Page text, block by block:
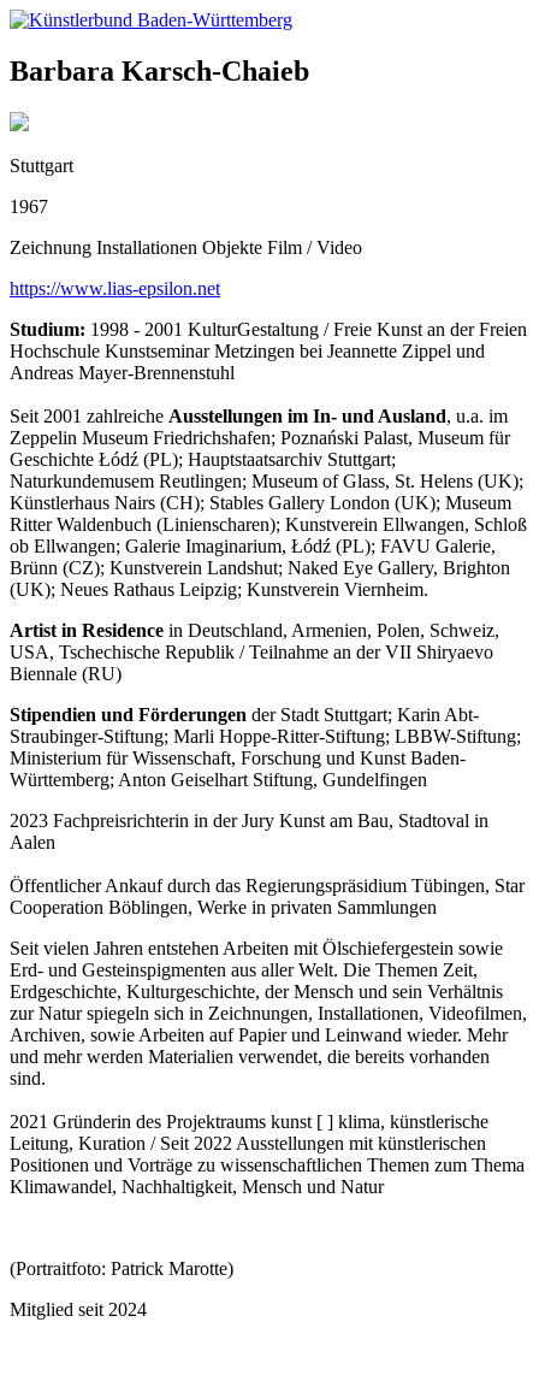
Skip
content
Barbara Karsch-Chaieb
Stuttgart
1967
Zeichnung Installationen Objekte Film / Video
https://www.lias-epsilon.net
Studium: 1998 - 2001 KulturGestaltung / Freie Kunst an der Freien
Hochschule Kunstseminar Metzingen bei Jeannette Zippel und
Andreas Mayer-Brennenstuhl
Seit 2001 zahlreiche Ausstellungen im In- und Ausland, u.a. im
Zeppelin Museum Friedrichshafen; Poznański Palast, Museum für
Geschichte Łódź (PL); Hauptstaatsarchiv Stuttgart;
Naturkundemusem Reutlingen; Museum of Glass, St. Helens (UK);
Künstlerhaus Nairs (CH); Stables Gallery London (UK); Museum
Ritter Waldenbuch (Linienscharen); Kunstverein Ellwangen, Schloß
ob Ellwangen; Galerie Imaginarium, Łódź (PL); FAVU Galerie,
Brünn (CZ); Kunstverein Landshut; Naked Eye Gallery, Brighton
(UK); Neues Rathaus Leipzig; Kunstverein Viernheim.
Artist in Residence in Deutschland, Armenien, Polen, Schweiz,
USA, Tschechische Republik / Teilnahme an der VII Shiryaevo
Biennale (RU)
Stipendien und Förderungen der Stadt Stuttgart; Karin Abt-
Straubinger-Stiftung; Marli Hoppe-Ritter-Stiftung; LBBW-Stiftung;
Ministerium für Wissenschaft, Forschung und Kunst Baden-
Württemberg; Anton Geiselhart Stiftung, Gundelfingen
2023 Fachpreisrichterin in der Jury Kunst am Bau, Stadtoval in
Aalen
Öffentlicher Ankauf durch das Regierungspräsidium Tübingen, Star
Cooperation Böblingen, Werke in privaten Sammlungen
Seit vielen Jahren entstehen Arbeiten mit Ölschiefergestein sowie
Erd- und Gesteinspigmenten aus aller Welt. Die Themen Zeit,
Erdgeschichte, Kulturgeschichte, der Mensch und sein Verhältnis
zur Natur spiegeln sich in Zeichnungen, Installationen, Videofilmen,
Archiven, sowie Arbeiten auf Papier und Leinwand wieder. Mehr
und mehr werden Materialien verwendet, die bereits vorhanden
sind.
2021 Gründerin des Projektraums kunst [ ] klima, künstlerische
Leitung, Kuration / Seit 2022 Ausstellungen mit künstlerischen
Positionen und Vorträge zu wissenschaftlichen Themen zum Thema
Klimawandel, Nachhaltigkeit, Mensch und Natur
(Portraitfoto: Patrick Marotte)
Mitglied seit 2024